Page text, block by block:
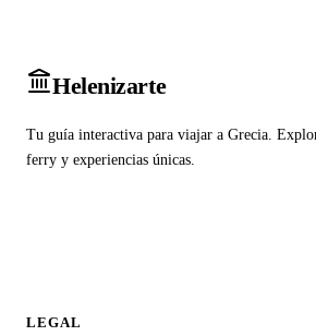
Helenizarte
Tu guía interactiva para viajar a Grecia.
ferry y experiencias únicas.
LEGAL